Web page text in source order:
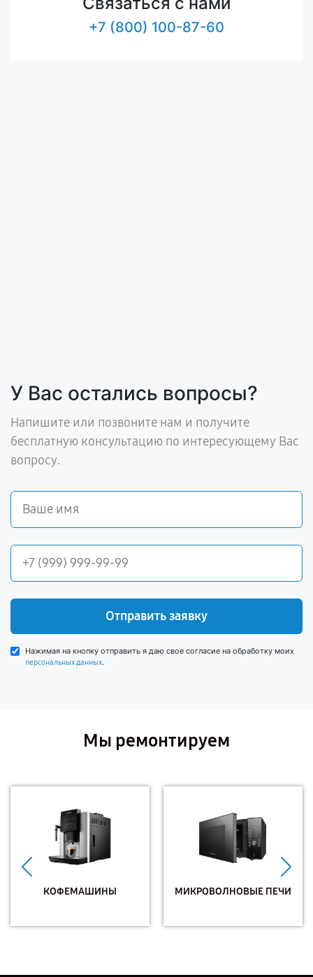
+7 (800) 100-87-60
У Вас остались вопросы?
Напишите или позвоните нам и получите
бесплатную консультацию по интересующему Вас
вопросу.
Отправить заявку
Нажимая на кнопку отправить я даю свое согласие на обработку моих
персональных данных.
Мы ремонтируем
КОФЕМАШИНЫ МИКРОВОЛНОВЫЕ ПЕЧИ